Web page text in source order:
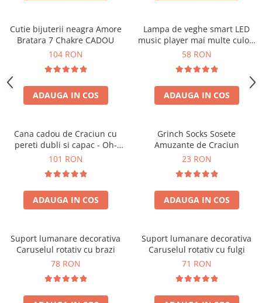
Cutie bijuterii neagra Amore
Bratara 7 Chakre CADOU
104 RON
ADAUGA IN COS
Lampa de veghe smart LED
music player mai multe culori
touch control handsfree
58 RON
ADAUGA IN COS
Cana cadou de Craciun cu
pereti dubli si capac - Oh-
Brad-frumos
101 RON
ADAUGA IN COS
Grinch Socks Sosete
Amuzante de Craciun
23 RON
ADAUGA IN COS
Suport lumanare decorativa
Caruselul rotativ cu brazi
78 RON
Suport lumanare decorativa
Caruselul rotativ cu fulgi
71 RON